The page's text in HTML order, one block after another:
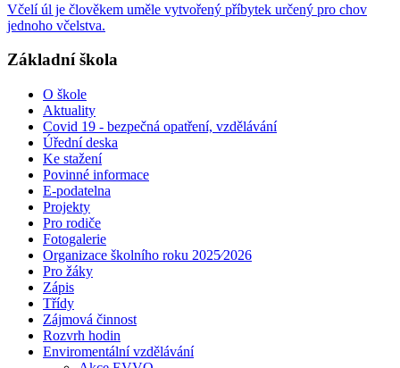
Včelí úl je člověkem uměle vytvořený příbytek určený pro chov
jednoho včelstva.
Základní škola
O škole
Aktuality
Covid 19 - bezpečná opatření, vzdělávání
Úřední deska
Ke stažení
Povinné informace
E-podatelna
Projekty
Pro rodiče
Fotogalerie
Organizace školního roku 2025⁄2026
Pro žáky
Zápis
Třídy
Zájmová činnost
Rozvrh hodin
Enviromentální vzdělávání